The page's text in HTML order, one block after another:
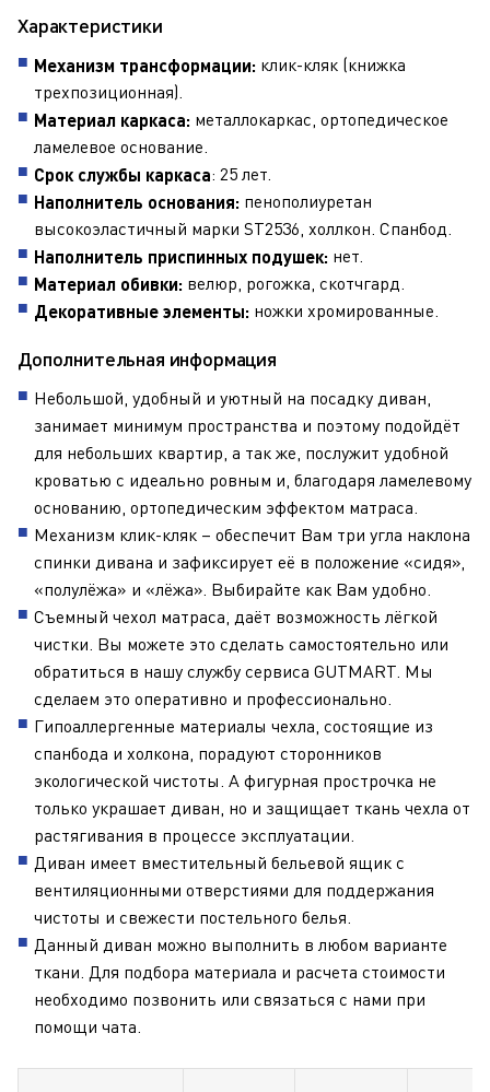
Характеристики
Механизм трансформации: клик-кляк (книжка
трехпозиционная).
Материал каркаса: металлокаркас, ортопедическое
ламелевое основание.
Срок службы каркаса: 25 лет.
Наполнитель основания: пенополиуретан
высокоэластичный марки ST2536, холлкон. Спанбод.
Наполнитель приспинных подушек: нет.
Материал обивки: велюр, рогожка, скотчгард.
Декоративные элементы: ножки хромированные.
Дополнительная информация
Небольшой, удобный и уютный на посадку диван,
занимает минимум пространства и поэтому подойдёт
для небольших квартир, а так же, послужит удобной
кроватью с идеально ровным и, благодаря ламелевому
основанию, ортопедическим эффектом матраса.
Механизм клик-кляк – обеспечит Вам три угла наклона
спинки дивана и зафиксирует её в положение «сидя»,
«полулёжа» и «лёжа». Выбирайте как Вам удобно.
Съемный чехол матраса, даёт возможность лёгкой
чистки. Вы можете это сделать самостоятельно или
обратиться в нашу службу сервиса GUTMART. Мы
сделаем это оперативно и профессионально.
Гипоаллергенные материалы чехла, состоящие из
спанбода и холкона, порадуют сторонников
экологической чистоты. А фигурная прострочка не
только украшает диван, но и защищает ткань чехла от
растягивания в процессе эксплуатации.
Диван имеет вместительный бельевой ящик с
вентиляционными отверстиями для поддержания
чистоты и свежести постельного белья.
Данный диван можно выполнить в любом варианте
ткани. Для подбора материала и расчета стоимости
необходимо позвонить или связаться с нами при
помощи чата.